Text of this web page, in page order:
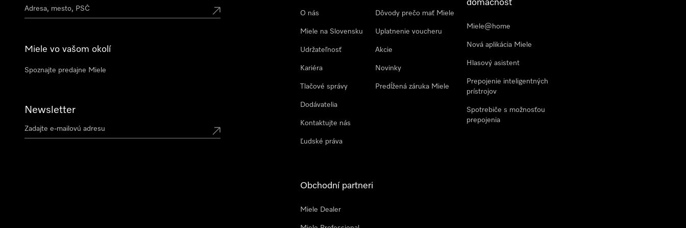
Miele vo vašom okolí
Spoznajte predajne Miele
Newsletter
O nás
Miele na Slovensku
Udržateľnosť
Kariéra
Tlačové správy
Dodávatelia
Kontaktujte nás
Ľudské práva
Dôvody prečo mať Miele
Uplatnenie voucheru
Akcie
Novinky
Predĺžená záruka Miele
domácnosť
Miele@home
Nová aplikácia Miele
Hlasový asistent
Prepojenie inteligentných
prístrojov
Spotrebiče s možnosťou
prepojenia
Obchodní partneri
Miele Dealer